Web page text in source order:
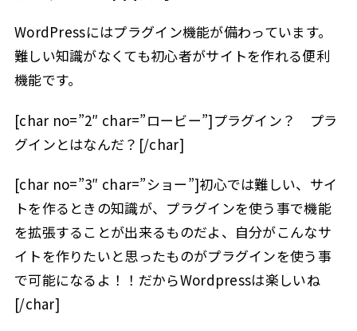
WordPressにはプラグイン機能が備わっています。
難しい知識がなくても初心者がサイトを作れる便利
機能です。
[char no=”2″ char=”ロービー”]プラグイン？ プラ
グインとはなんだ？[/char]
[char no=”3″ char=”ショー”]初心では難しい、サイ
トを作るときの知識が、プラグインを使う事で機能
を拡張することが出来るものだよ、自分がこんなサ
イトを作りたいと思ったものがプラグインを使う事
で可能になるよ！！だからWordpressは楽しいね
[/char]